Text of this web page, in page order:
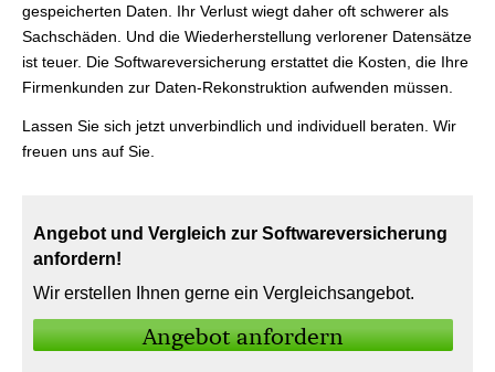
gespeicherten Daten. Ihr Verlust wiegt daher oft schwerer als
Sachschäden. Und die Wiederherstellung verlorener Datensätze
ist teuer. Die Softwareversicherung erstattet die Kosten, die Ihre
Firmenkunden zur Daten-Rekonstruktion aufwenden müssen.
Lassen Sie sich jetzt unverbindlich und individuell beraten. Wir
freuen uns auf Sie.
Angebot und Vergleich zur Softwareversicherung
anfordern!
Wir erstellen Ihnen gerne ein Vergleichsangebot.
An­ge­bot an­for­dern